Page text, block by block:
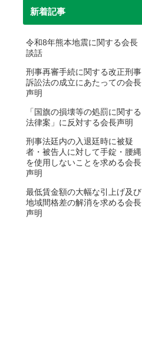
2025年3月
2025年1月
2024年12月
2024年9月
2024年7月
2024年6月
2024年5月
2024年4月
新着記事
令和8年熊本地震に関する会長
談話
刑事再審手続に関する改正刑事
訴訟法の成立にあたっての会長
声明
「国旗の損壊等の処罰に関する
法律案」に反対する会長声明
刑事法廷内の入退廷時に被疑
者・被告人に対して手錠・腰縄
を使用しないことを求める会長
声明
最低賃金額の大幅な引上げ及び
地域間格差の解消を求める会長
声明